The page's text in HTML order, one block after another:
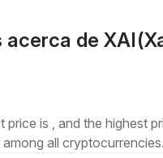
de
is , and the highest
all cryptocurrencies.